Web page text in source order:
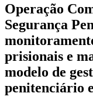
Operação
Segurança
prisionais e
modelo de
penitenciário